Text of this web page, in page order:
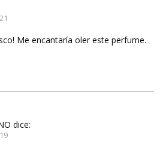
Me encantaría oler este perfume.
dice: